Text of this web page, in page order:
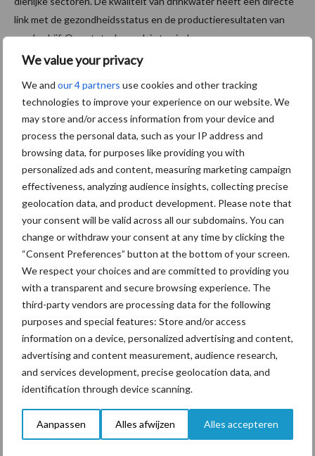
We value your privacy
We and our 4 partners use cookies and other tracking
technologies to improve your experience on our website. We
may store and/or access information from your device and
process the personal data, such as your IP address and
browsing data, for purposes like providing you with
personalized ads and content, measuring marketing campaign
effectiveness, analyzing audience insights, collecting precise
geolocation data, and product development. Please note that
your consent will be valid across all our subdomains. You can
change or withdraw your consent at any time by clicking the
“Consent Preferences” button at the bottom of your screen.
We respect your choices and are committed to providing you
with a transparent and secure browsing experience. The
third-party vendors are processing data for the following
purposes and special features: Store and/or access
information on a device, personalized advertising and content,
advertising and content measurement, audience research,
and services development, precise geolocation data, and
identification through device scanning.
Aanpassen Alles afwijzen Alles accepteren
link met de gezondheidsstatus en de productieresultaten van
een bedrijf. Onze totaalaanpak is te vinden op
www.totalwatercare.nl.
Bron:Total Water Care
Aanbevolen voor jou!
ForFarmers ziet volume en
marktaandeel groeien in
krimpende Nederlandse
markt
Tien praktische tips voor
een langere levensduur
“Vraag naar praktische
hygieneoplossingen is in
Polen groter dan ooit”